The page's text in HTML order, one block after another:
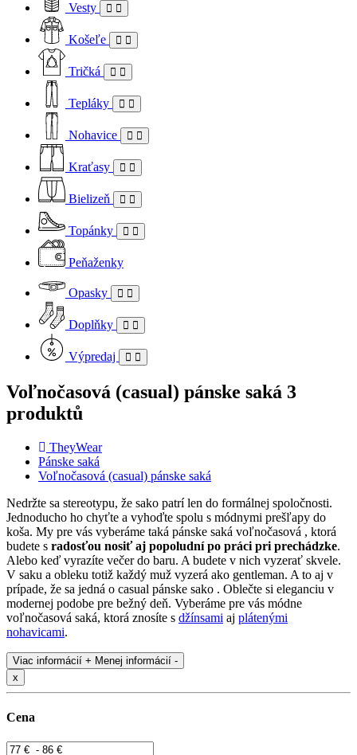
Vesty
Košeľe
Tričká
Tepláky
Nohavice
Kraťasy
Bielizeň
Topánky
Peňaženky
Opasky
Doplňky
Výpredaj
Voľnočasová (casual) pánske saká 3
produktů
TheyWear
Pánske saká
Voľnočasová (casual) pánske saká
Nedržte sa stereotypu, že sako patrí len do formálnej spoločnosti.
Jednoducho ho chyťte a vyhoďte spolu s módnymi prešľapy do
koša. My pre vás vyberáme taká pánske saká voľnočasová , ktorá
budete s radosťou nosiť aj popoludní po práci pri prechádzke.
Alebo keď vyrazíte večer do baru. A budete v nich vyzerať skvele.
V saku a obleku totiž každý muž vyzerá ako gentleman. A to aj v
prípade, že sa jedná o casual pánske sako . Oblečte si eleganciu v
modernej podobe pre bežný deň. Vyberáme pre vás módne
voľnočasová saká, ktorá znosíte s džínsami aj plátenými
nohavicami.
Viac informácií + Menej informácií -
x
Cena